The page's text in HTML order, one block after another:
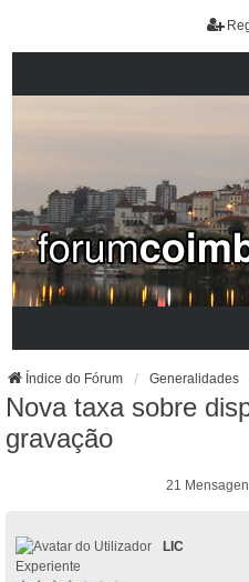
Índice do Fórum Generalidades
Nova taxa sobre
gravação
21
LIC
Experiente